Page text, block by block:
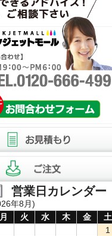
営業日カレンダー
年8月)
月 火 水 木 金
土
1